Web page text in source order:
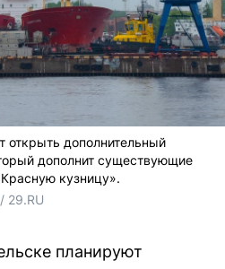
открыть дополнительный
дополнит существующие
кузницу».
29.RU
планируют